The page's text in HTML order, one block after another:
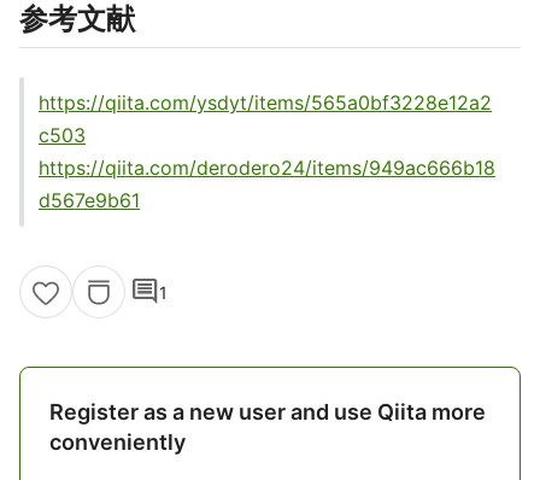
参考文献
https://qiita.com/ysdyt/items/565a0bf3228e12a2
c503
https://qiita.com/derodero24/items/949ac666b18
d567e9b61
comment1
Register as a new user and use Qiita more
conveniently